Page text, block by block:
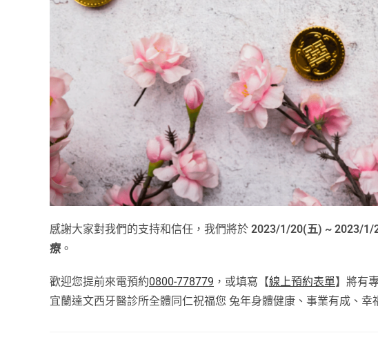
感謝大家對我們的支持和信任，我們將於 2023/1/20(五) ~ 2023/1/
療 。
歡迎您提前來電預約0800-778779 ，或填寫【線上預約表單】將有
宜蘭達文西牙醫診所全體同仁祝福您 兔年身體健康、事業有成、幸